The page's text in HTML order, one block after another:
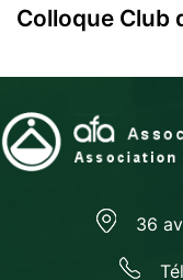
Colloque Club
36